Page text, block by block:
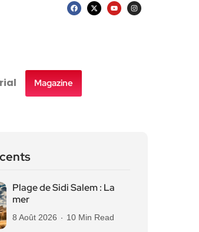
Magazine
Plage de Sidi Salem : La
mer
8 Août 2026 10 Min Read